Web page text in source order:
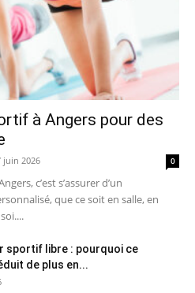
à Angers pour des
juin 2026 0
c’est s’assurer d’un
que ce soit en salle, en
sportif libre : pourquoi ce
de plus en...